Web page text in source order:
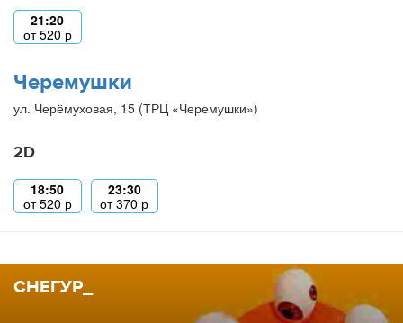
21:20
от520 р
Черемушки
ул. Черёмуховая, 15 (ТРЦ «Черемушки»)
2D
18:50
от520 р
23:30
от370 р
СНЕГУР_